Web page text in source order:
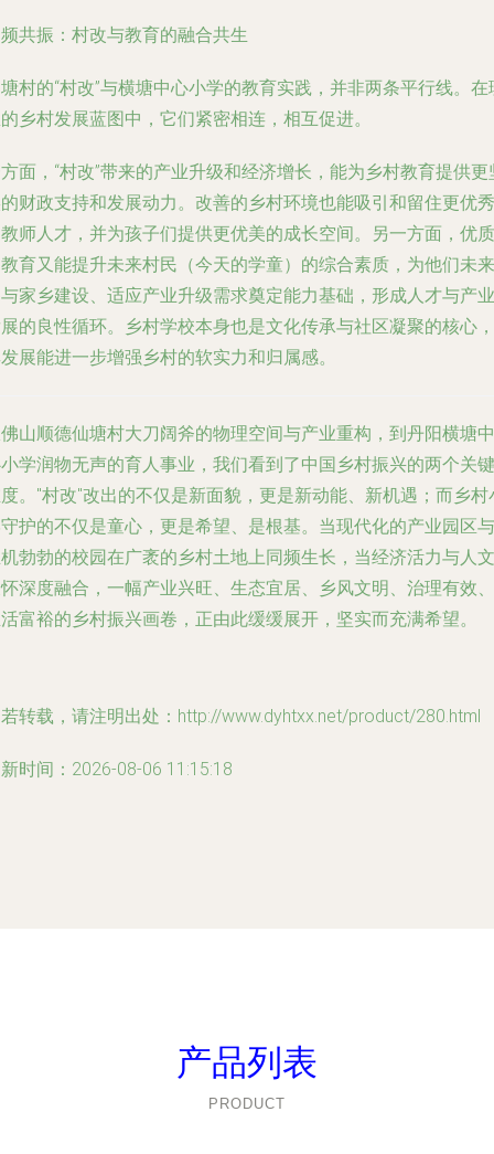
共振：村改与教育的融合共生
村的“村改”与横塘中心小学的教育实践，并非两条平行线。在
乡村发展蓝图中，它们紧密相连，相互促进。
面，“村改”带来的产业升级和经济增长，能为乡村教育提供更
财政支持和发展动力。改善的乡村环境也能吸引和留住更优秀
师人才，并为孩子们提供更优美的成长空间。另一方面，优质
育又能提升未来村民（今天的学童）的综合素质，为他们未来
家乡建设、适应产业升级需求奠定能力基础，形成人才与产业
的良性循环。乡村学校本身也是文化传承与社区凝聚的核心，
展能进一步增强乡村的软实力和归属感。
山顺德仙塘村大刀阔斧的物理空间与产业重构，到丹阳横塘中
学润物无声的育人事业，我们看到了中国乡村振兴的两个关键
。"村改"改出的不仅是新面貌，更是新动能、新机遇；而乡村
护的不仅是童心，更是希望、是根基。当现代化的产业园区与
勃勃的校园在广袤的乡村土地上同频生长，当经济活力与人文
深度融合，一幅产业兴旺、生态宜居、乡风文明、治理有效、
富裕的乡村振兴画卷，正由此缓缓展开，坚实而充满希望。
转载，请注明出处：http://www.dyhtxx.net/product/280.html
时间：2026-08-06 11:15:18
产品列表
PRODUCT